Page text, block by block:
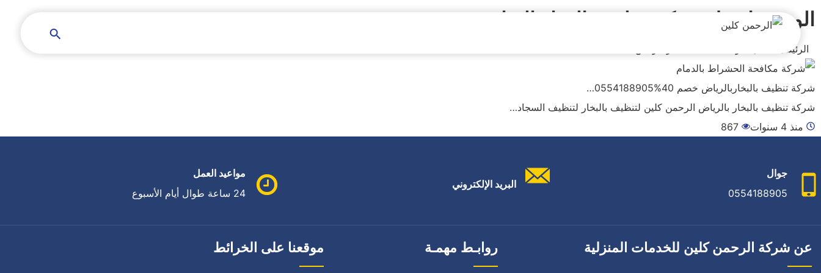
التجاوز
إلى
المحتوى
عن
الوسم:افضل شركة تنظيف بالبخاربالرياض
الرئيسية
شركة تنظيف بالبخاربالرياض خصم 40%0554188905…
شركة تنظيف بالبخار بالرياض الرحمن كلين لتنظيف بالبخار لتنظيف السجاد…
منذ 4 سنوات
867
جوال
0554188905
البريد الإلكتروني
مواعيد العمل
24 ساعة طوال أيام الأسبوع
عن شركة الرحمن كلين للخدمات المنزلية روابـط مهمـة موقعنا على الخرائط